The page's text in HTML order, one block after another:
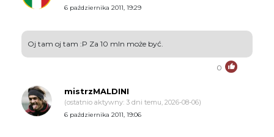
6 października 2011, 19:29
Oj tam oj tam :P Za 10 mln może być.
0
mistrzMALDINI
(ostatnio aktywny: 3 dni temu, 2026-08-06)
6 października 2011, 19:06